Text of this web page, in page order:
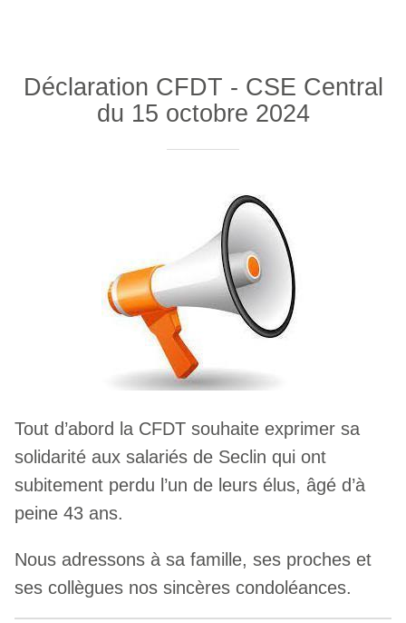
Déclaration CFDT - CSE Central
du 15 octobre 2024
Tout d’abord la CFDT souhaite exprimer sa
solidarité aux salariés de Seclin qui ont
subitement perdu l’un de leurs élus, âgé d’à
peine 43 ans.
Nous adressons à sa famille, ses proches et
ses collègues nos sincères condoléances.